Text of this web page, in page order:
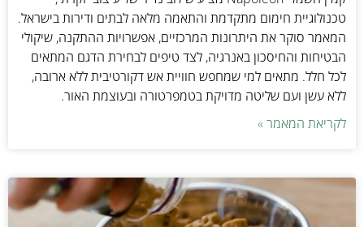
טכנולוגיית חימום מתקדמת והתאמה מלאה לבתים ודירות בישראל.
המאמר סוקר את היתרונות המרכזיים, אפשרויות ההתקנה, שיקולי
הבטיחות והחיסכון באנרגיה, לצד טיפים לבחירת הדגם המתאים
לכל חלל. מתאים למי שמחפש חוויית אש דקורטיבית ללא ארובה,
ללא עשן ועם שליטה מדויקת בטמפרטורה ובעוצמת האור.
לקריאת המאמר »